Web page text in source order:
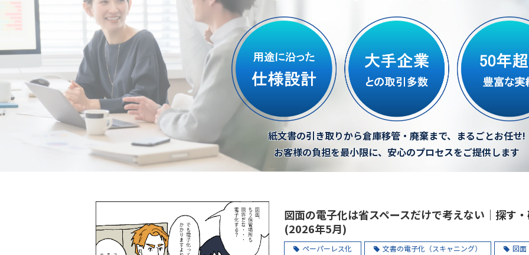
紙文書の引き取りから倉庫移管・廃棄まで、まるごとお任せ!
お客様の負担を最小限に、安心のプロセスをご提供します
図面の電子化は省スペースだけで考えない｜探す
(2026年5月)
ペーパーレス化 文書の電子化（スキャニング） 図面